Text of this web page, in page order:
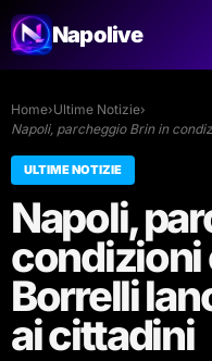
Napolive
Home›Ultime Notizie›
Napoli, parcheggio Brin in
ULTIME NOTIZIE
Napoli,
Borrelli
ai cittadini